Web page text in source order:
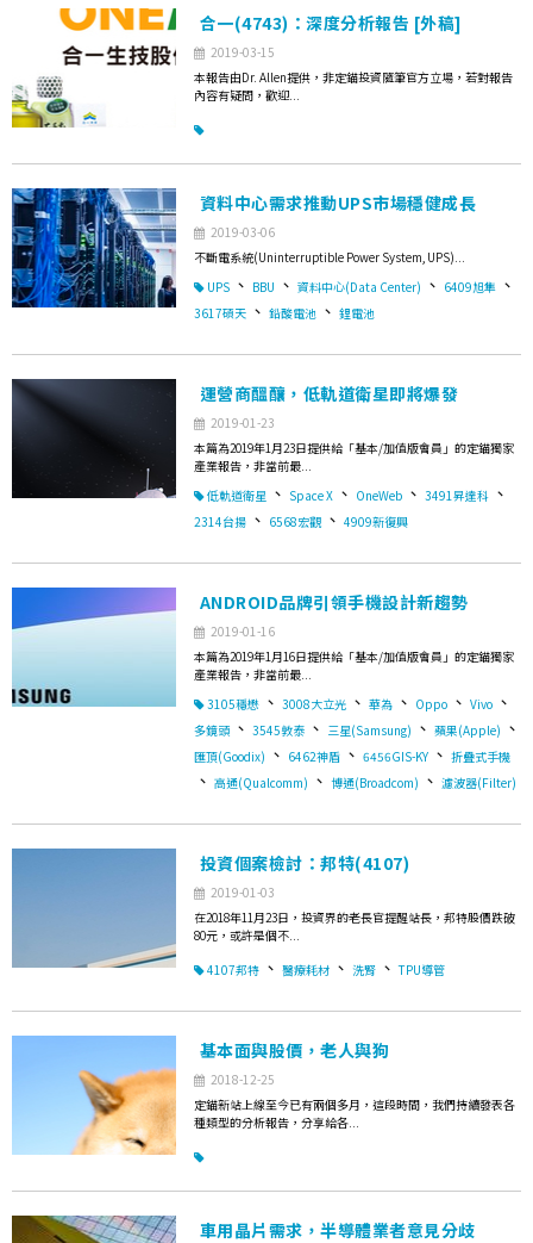
合一(4743)：深度分析報告 [外稿]
2019-03-15
本報告由Dr. Allen提供，非定錨投資隨筆官方立場，若對報告
內容有疑問，歡迎...
資料中心需求推動UPS市場穩健成長
2019-03-06
不斷電系統(Uninterruptible Power System, UPS)...
UPS 、 BBU 、 資料中心(Data Center) 、 6409旭隼 、
3617碩天 、 鉛酸電池 、 鋰電池
運營商醞釀，低軌道衛星即將爆發
2019-01-23
本篇為2019年1月23日提供給「基本/加值版會員」的定錨獨家
產業報告，非當前最...
低軌道衛星 、 Space X 、 OneWeb 、 3491昇達科 、
2314台揚 、 6568宏觀 、 4909新復興
ANDROID品牌引領手機設計新趨勢
2019-01-16
本篇為2019年1月16日提供給「基本/加值版會員」的定錨獨家
產業報告，非當前最...
3105穩懋 、 3008大立光 、 華為 、 Oppo 、 Vivo 、
多鏡頭 、 3545敦泰 、 三星(Samsung) 、 蘋果(Apple) 、
匯頂(Goodix) 、 6462神盾 、 6456GIS-KY 、 折疊式手機
、 高通(Qualcomm) 、 博通(Broadcom) 、 濾波器(Filter)
投資個案檢討：邦特(4107)
2019-01-03
在2018年11月23日，投資界的老長官提醒站長，邦特股價跌破
80元，或許是個不...
4107邦特 、 醫療耗材 、 洗腎 、 TPU導管
基本面與股價，老人與狗
2018-12-25
定錨新站上線至今已有兩個多月，這段時間，我們持續發表各
種類型的分析報告，分享給各...
車用晶片需求，半導體業者意見分歧